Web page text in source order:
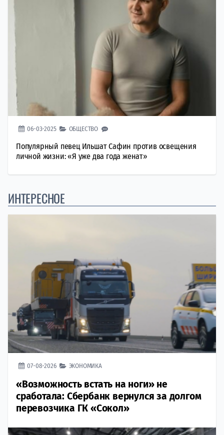
06-03-2025 ОБЩЕСТВО
Популярный певец Ильшат Сафин против освещения
личной жизни: «Я уже два года женат»
ИНТЕРЕСНОЕ
07-08-2026 ЭКОНОМИКА
«Возможность встать на ноги» не
сработала: Сбербанк вернулся за долгом
перевозчика ГК «Сокол»